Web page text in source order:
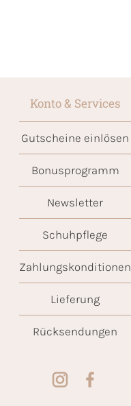
Konto & Services
Gutscheine einlösen
Bonusprogramm
Newsletter
Schuhpflege
Zahlungskonditionen
Lieferung
Rücksendungen